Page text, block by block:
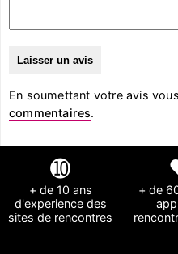
En soumettant votre avis
commentaires.
➓
+ de 10 ans
d'experience des
sites de rencontres
+ de